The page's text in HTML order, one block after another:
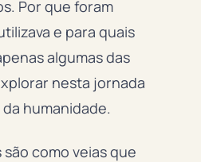
Por que foram
e para quais
algumas das
nesta jornada
humanidade.
como veias que